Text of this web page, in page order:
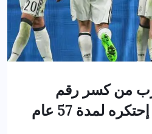
من كسر رقم
لمدة 57 عام